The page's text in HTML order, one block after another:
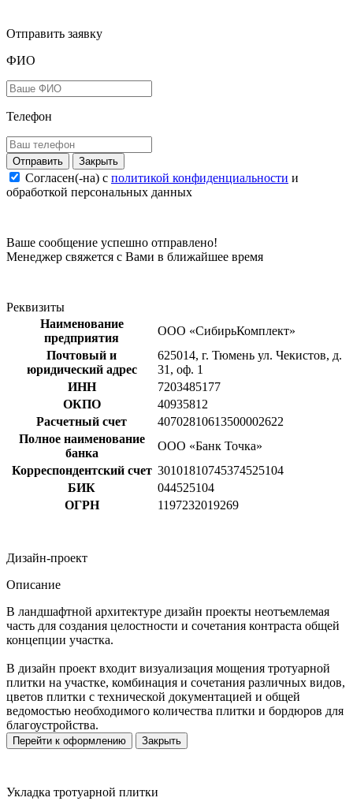
Отправить заявку
ФИО
Телефон
Закрыть
Согласен(-на) c политикой конфиденциальности и
обработкой персональных данных
Ваше сообщение успешно отправлено!
Менеджер свяжется с Вами в ближайшее время
Реквизиты
Наименование
предприятия
ООО «СибирьКомплект»
Почтовый и
юридический адрес
625014, г. Тюмень ул. Чекистов, д.
31, оф. 1
ИНН
7203485177
ОКПО
40935812
Расчетный счет
40702810613500002622
Полное наименование
банка
ООО «Банк Точка»
Корреспондентский счет 30101810745374525104
БИК
044525104
ОГРН
1197232019269
Дизайн-проект
Описание
В ландшафтной архитектуре дизайн проекты неотъемлемая
часть для создания целостности и сочетания контраста общей
концепции участка.
В дизайн проект входит визуализация мощения тротуарной
плитки на участке, комбинация и сочетания различных видов,
цветов плитки с технической документацией и общей
ведомостью необходимого количества плитки и бордюров для
благоустройства.
Перейти к оформлению Закрыть
Укладка тротуарной плитки